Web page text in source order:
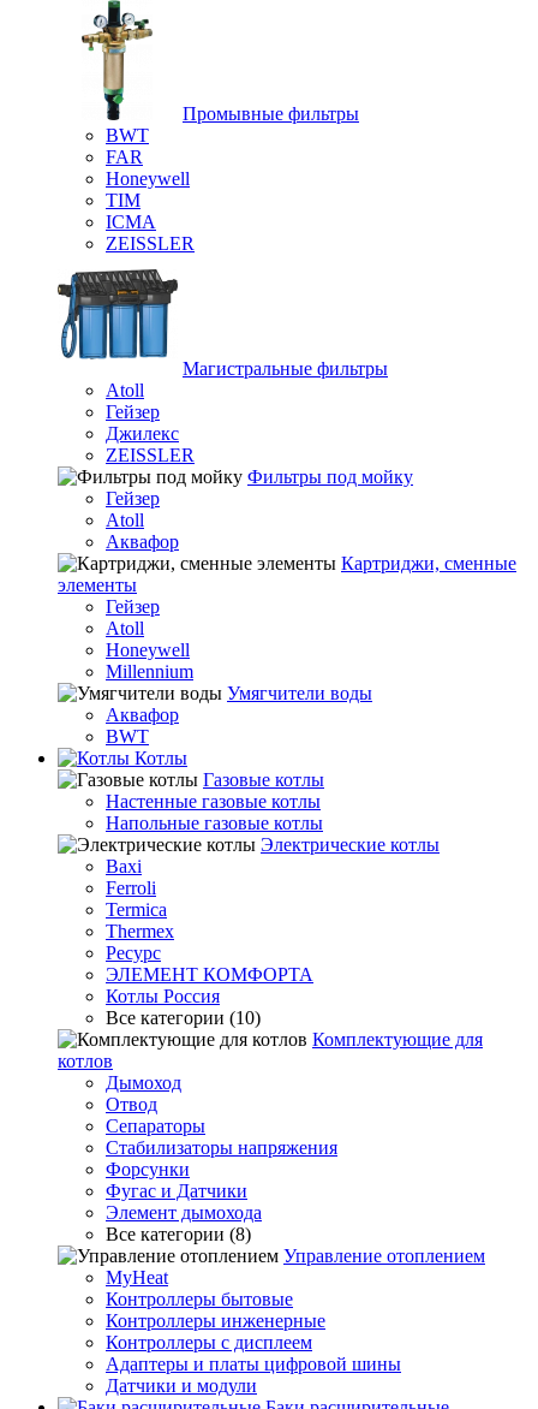
Промывные фильтры
BWT
FAR
Honeywell
TIM
ICMA
ZEISSLER
Магистральные фильтры
Atoll
Гейзер
Джилекс
ZEISSLER
Фильтры под мойку
Гейзер
Atoll
Аквафор
Картриджи, сменные
элементы
Гейзер
Atoll
Honeywell
Millennium
Умягчители воды
Аквафор
BWT
Котлы
Гaзовые котлы
Настенные газовые котлы
Напольные газовые котлы
Электрические котлы
Baxi
Ferroli
Termica
Thermex
Ресурс
ЭЛЕМЕНТ КОМФОРТА
Котлы Россия
Все категории (10)
Комплектующие для
котлов
Дымоход
Отвод
Сепараторы
Стабилизаторы напряжения
Форсунки
Фугас и Датчики
Элемент дымохода
Все категории (8)
Управление отоплением
MyHeat
Контроллеры бытовые
Контроллеры инженерные
Контроллеры с дисплеем
Адаптеры и платы цифровой шины
Датчики и модули